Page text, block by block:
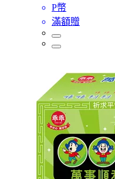
P幣
滿額贈